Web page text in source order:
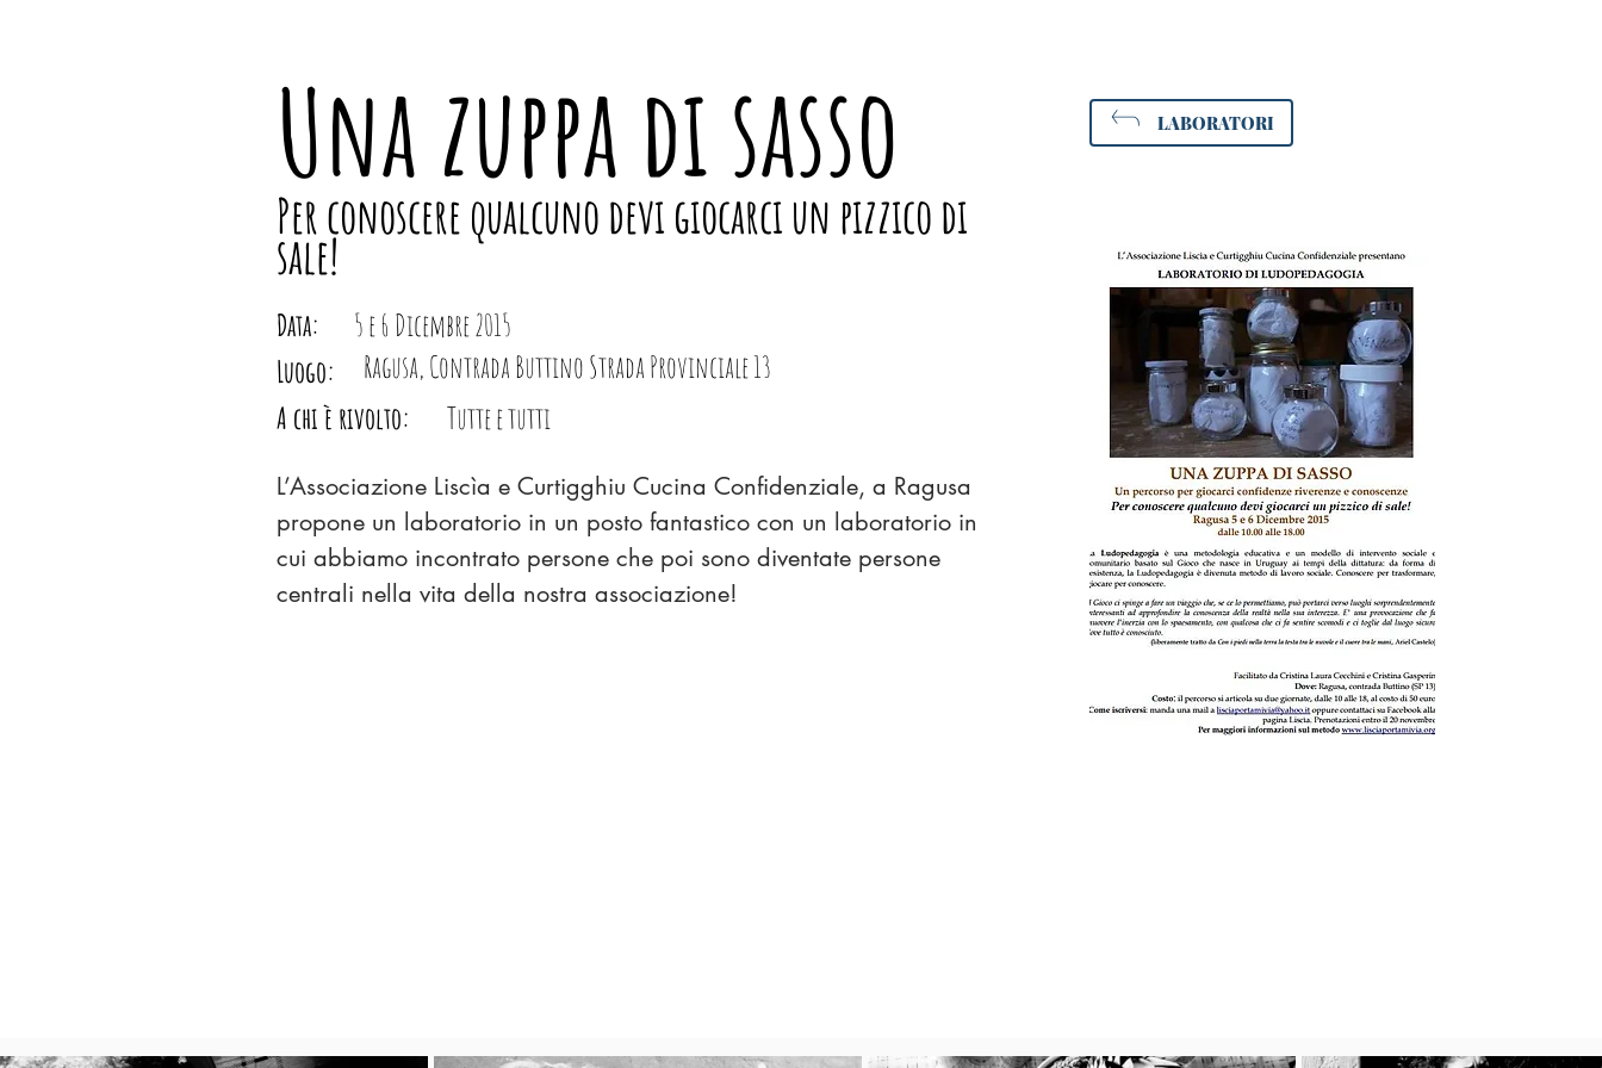
Una zuppa di sasso
Per conoscere qualcuno devi giocarci un pizzico di
sale!
Data:
5 e 6 Dicembre 2015
Luogo:
Ragusa, Contrada Buttino Strada Provinciale 13
A chi è rivolto:
Tutte e tutti
L’Associazione Liscìa e Curtigghiu Cucina Confidenziale, a Ragusa
propone un laboratorio in un posto fantastico con un laboratorio in
cui abbiamo incontrato persone che poi sono diventate persone
centrali nella vita della nostra associazione!
LABORATORI